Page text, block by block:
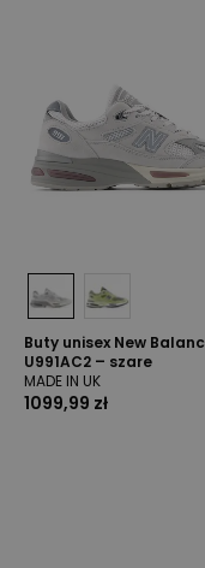
Buty unisex New
U991AC2 – szare
MADE IN UK
1099,99 zł